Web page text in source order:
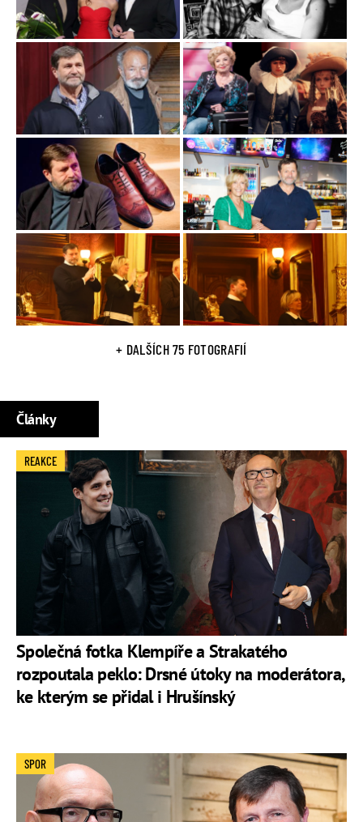
hraním divadla začínal v Činoherním studiu v Ústí nad
Labem. Od roku 1984 do roku 1990 byl členem
Realistického divadla, poté byla jeho umělecká činnost
spjata s Divadlem Na zábradlí. Hostoval třeba také v
Divadle v Řeznické či v Národním divadle.
Zlom nastal v roce 2004, kdy založil Divadlo Na Jezerce,
jehož se stal ředitelem. Už předtím však měl Divadelní
společnost Jana Hrušínského.
Osobní život
Jan Hrušínský je synem slavného českého herceRudolfa
Hrušínského. Jeho bratrem je Rudolf Hrušínský mladší
a
synovcemRudolf Hrušínský nejmladší.
Jeho manželkou je herečka Miluše Šplechtová
. Mají spolu
dvě děti, Barboru Hrušínskou a Kristýnu Hrušínskou, která
+ DALŠÍCH 75 FOTOGRAFIÍ
Články
Společná fotka Klempíře a Strakatého
rozpoutala peklo: Drsné útoky na moderátora,
ke kterým se přidal i Hrušínský
REAKCE
SPOR